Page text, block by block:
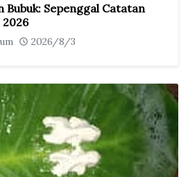
Bubuk: Sepenggal Catatan
2026
2026/8/3